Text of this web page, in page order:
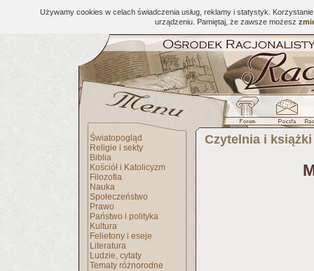
Używamy cookies w celach świadczenia usług, reklamy i statystyk.
urządzeniu. Pamiętaj, że zawsze możesz
Światopogląd
Religie i sekty
Biblia
Kościół i Katolicyzm
Filozofia
Nauka
Społeczeństwo
Prawo
Państwo i polityka
Kultura
Felietony i eseje
Literatura
Ludzie, cytaty
Tematy różnorodne
Czytelnia i książki